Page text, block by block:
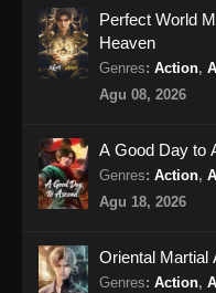
Eps
Perfect World
Heaven
Genres: Action,
Agu 08, 2026
A Good Day to
Genres: Action,
Agu 18, 2026
Oriental Martial
Genres: Action,